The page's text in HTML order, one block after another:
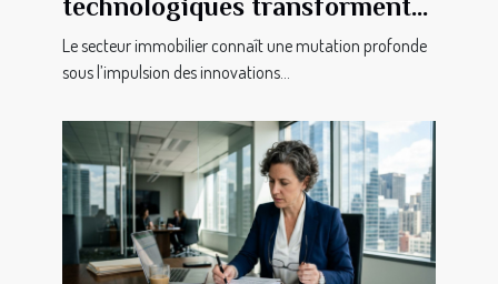
technologiques transforment-
elles le secteur immobilier ?
Le secteur immobilier connaît une mutation profonde
sous l’impulsion des innovations...